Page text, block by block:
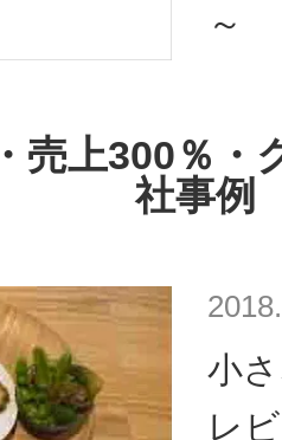
～
売上300％・
社事例
小
レ